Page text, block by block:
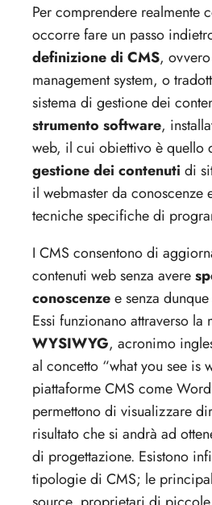
Per comprendere realmente
occorre fare un passo
definizione di CMS,
management system, o
sistema di gestione dei
strumento software,
web, il cui obiettivo è quello
gestione dei contenuti di
il webmaster da conoscenze
tecniche specifiche di
I CMS consentono di
contenuti web senza avere
conoscenzee senza
Essi funzionano attraverso la
WYSIWYG, acronimo
al concetto “what you see is
piattaforme CMS come
permettono di visualizzare
risultato che si andrà ad
di progettazione. Esistono
tipologie di CMS; le